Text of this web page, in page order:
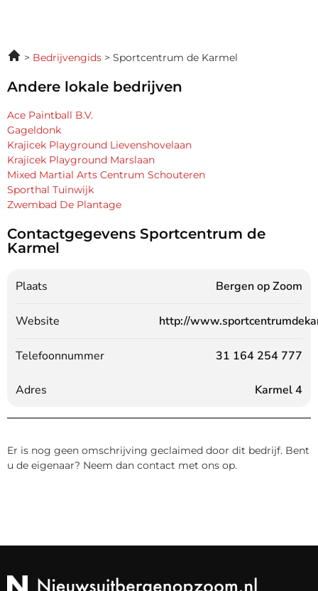
Bedrijvengids Sportcentrum de Karmel
Andere lokale bedrijven
Ace Paintball B.V.
Gageldonk
Krajicek Playground Lievenshovelaan
Krajicek Playground Marslaan
Mixed Martial Arts Centrum Schouteren
Sporthal Tuinwijk
Zwembad De Plantage
Contactgegevens Sportcentrum de
Karmel
Plaats Bergen op Zoom
Website http://
Telefoonnummer 31 164 254 777
Adres Karmel 4
Er is nog geen omschrijving geclaimed door dit bedrijf. Bent
u de eigenaar? Neem dan contact met ons op.